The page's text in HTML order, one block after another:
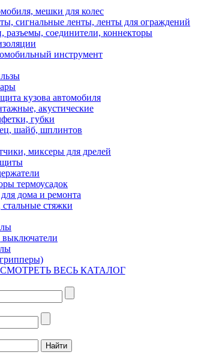
мешки для колес
сигнальные ленты, ленты для ограждений
разъемы, соединители, коннекторы
инструмент
кузова автомобиля
акустические
губки
шайб, шплинтов
миксеры для дрелей
термоусадок
дома и ремонта
стяжки
ВЕСЬ КАТАЛОГ